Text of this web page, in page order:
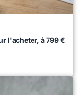
l'acheter, à 799 €